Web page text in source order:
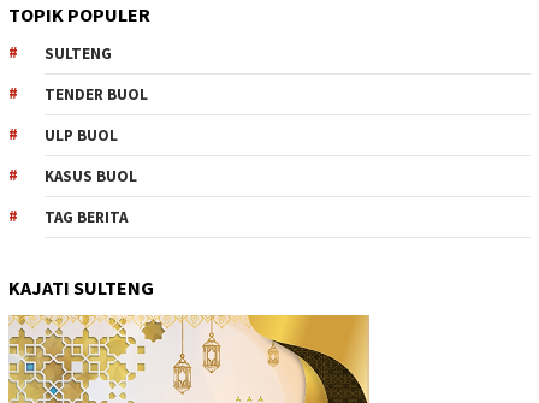
TOPIK POPULER
SULTENG
TENDER BUOL
ULP BUOL
KASUS BUOL
TAG BERITA
KAJATI SULTENG